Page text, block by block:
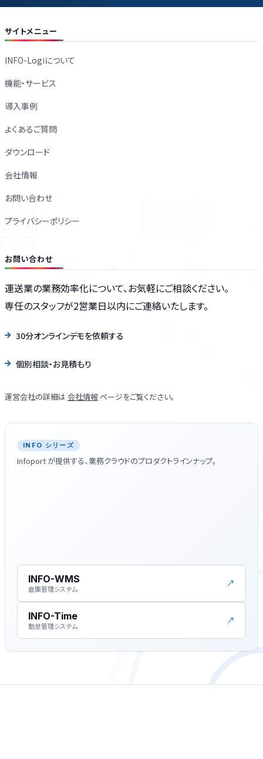
サイトメニュー
INFO-Logiについて
機能・サービス
導入事例
よくあるご質問
ダウンロード
会社情報
お問い合わせ
プライバシーポリシー
お問い合わせ
運送業の業務効率化について、お気軽にご相談ください。
専任のスタッフが2営業日以内にご連絡いたします。
30分オンラインデモを依頼する
個別相談・お見積もり
運営会社の詳細は 会社情報ページをご覧ください。
INFO シリーズ
Infoport が提供する、業務クラウドのプロダクトラインナップ。
INFO-WMS
倉庫管理システム ↗
INFO-Time
勤怠管理システム ↗